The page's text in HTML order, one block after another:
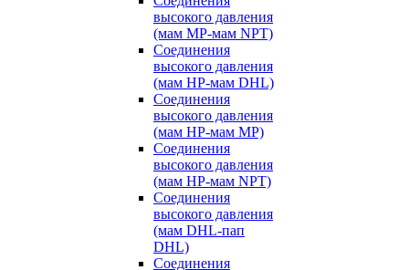
высокого давления
(мам MP-мам NPT)
Соединения
высокого давления
(мам HP-мам DHL)
Соединения
высокого давления
(мам HP-мам MP)
Соединения
высокого давления
(мам HP-мам NPT)
Соединения
высокого давления
(мам DHL-пап
DHL)
Соединения